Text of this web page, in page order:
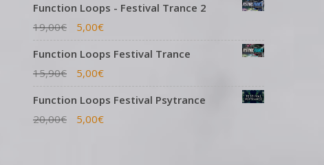
Function Loops - Festival Trance 2
19,00€ 5,00€
Function Loops Festival Trance
15,90€ 5,00€
Function Loops Festival Psytrance
20,00€ 5,00€